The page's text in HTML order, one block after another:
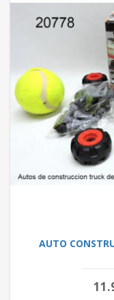
AUTO